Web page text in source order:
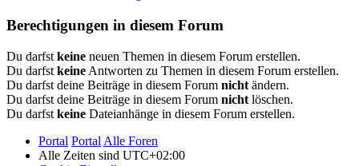
Berechtigungen in diesem Forum
Du darfst keine neuen Themen in diesem Forum erstellen.
Du darfst keine Antworten zu Themen in diesem Forum erstellen.
Du darfst deine Beiträge in diesem Forum nicht ändern.
Du darfst deine Beiträge in diesem Forum nicht löschen.
Du darfst keine Dateianhänge in diesem Forum erstellen.
Portal Portal Alle Foren
Alle Zeiten sind UTC+02:00